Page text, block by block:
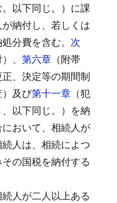
以下同じ。）に課
納付し、若しくは
分費を含む。 次
、 第六章 （附帯
正、決定等の期間制
）及び第十一章 （犯
以下同じ。）を納
において、相続人が
人は、相続によつ
の国税を納付する
人が二人以上ある